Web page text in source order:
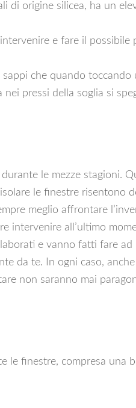
di origine silicea, ha un
e fare il possibile
che quando toccando
pressi della soglia si
le mezze stagioni.
le finestre risentono
meglio affrontare
intervenire all’ultimo
e vanno fatti fare ad
da te. In ogni caso, anche
non saranno mai
le finestre, compresa una